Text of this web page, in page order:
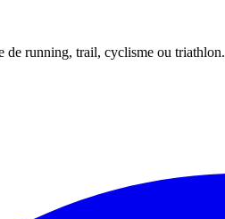
de running, trail, cyclisme ou triathlon.